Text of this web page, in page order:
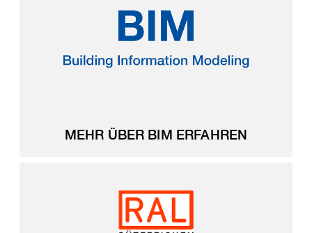
MEHR ÜBER BIM ERFAHREN